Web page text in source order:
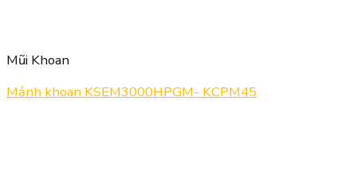
Mũi Khoan
Mảnh khoan KSEM3000HPGM- KCPM45